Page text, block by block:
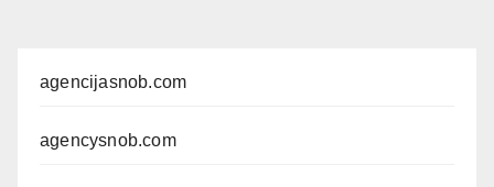
agencijasnob.com
agencysnob.com